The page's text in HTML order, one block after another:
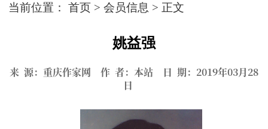
当前位置：首页 >会员信息 > 正文
姚益强
来 源：重庆作家网 作 者：本站 日 期：2019年03月28
日